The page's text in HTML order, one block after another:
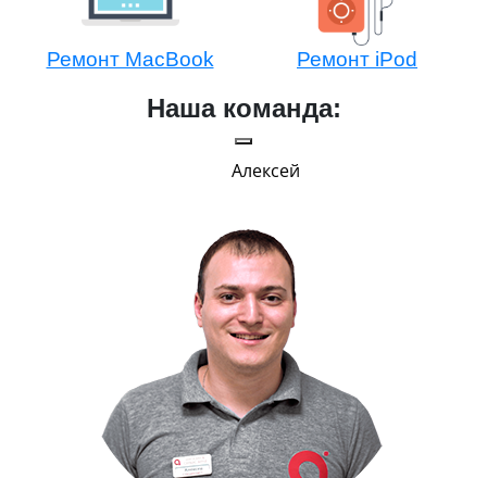
Ремонт MacBook Ремонт iPod
Наша команда:
Алексей